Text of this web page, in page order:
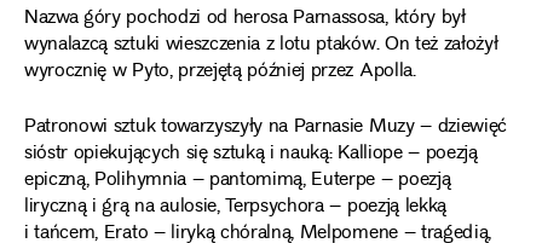
Nazwa góry pochodzi od herosa Parnassosa, który był
wynalazcą sztuki wieszczenia z lotu ptaków. On też założył
wyrocznię w Pyto, przejętą później przez Apolla.
Patronowi sztuk towarzyszyły na Parnasie Muzy – dziewięć
sióstr opiekujących się sztuką i nauką: Kalliope – poezją
epiczną, Polihymnia – pantomimą, Euterpe – poezją
liryczną i grą na aulosie, Terpsychora – poezją lekką
i tańcem, Erato – liryką chóralną, Melpomene – tragedią,